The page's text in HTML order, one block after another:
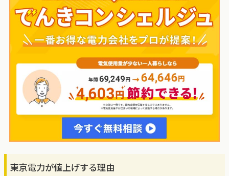
東京電力が値上げする理由